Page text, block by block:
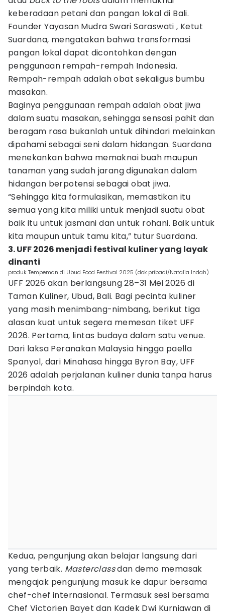
keberadaan petani dan pangan lokal di Bali.
Founder Yayasan Mudra Swari Saraswati , Ketut
Suardana, mengatakan bahwa transformasi
pangan lokal dapat dicontohkan dengan
penggunaan rempah-rempah Indonesia.
Rempah-rempah adalah obat sekaligus bumbu
masakan.
Baginya penggunaan rempah adalah obat jiwa
dalam suatu masakan, sehingga sensasi pahit dan
beragam rasa bukanlah untuk dihindari melainkan
dipahami sebagai seni dalam hidangan. Suardana
menekankan bahwa memaknai buah maupun
tanaman yang sudah jarang digunakan dalam
hidangan berpotensi sebagai obat jiwa.
“Sehingga kita formulasikan, memastikan itu
semua yang kita miliki untuk menjadi suatu obat
baik itu untuk jasmani dan untuk rohani. Baik untuk
kita maupun untuk tamu kita,” tutur Suardana.
3. UFF 2026 menjadi festival kuliner yang layak
dinanti
produk Tempeman di Ubud Food Festival 2025 (dok.pribadi/Natalia Indah)
UFF 2026 akan berlangsung 28–31 Mei 2026 di
Taman Kuliner, Ubud, Bali. Bagi pecinta kuliner
yang masih menimbang-nimbang, berikut tiga
alasan kuat untuk segera memesan tiket UFF
2026. Pertama, lintas budaya dalam satu venue.
Dari laksa Peranakan Malaysia hingga paella
Spanyol, dari Minahasa hingga Byron Bay, UFF
2026 adalah perjalanan kuliner dunia tanpa harus
berpindah kota.
Kedua, pengunjung akan belajar langsung dari
yang terbaik. Masterclassdan demo memasak
mengajak pengunjung masuk ke dapur bersama
chef-chef internasional. Termasuk sesi bersama
Chef Victorien Bayet dan Kadek Dwi Kurniawan di